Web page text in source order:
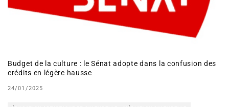
Budget de la culture : le Sénat adopte dans la confusion des
crédits en légère hausse
24/01/2025